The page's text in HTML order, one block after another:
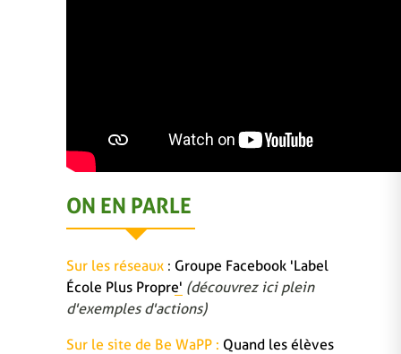
ON EN PARLE
Sur les réseaux : Groupe Facebook 'Label
École Plus Propre' (découvrez ici plein
d'exemples d'actions)
Sur le site de Be WaPP : Quand les élèves